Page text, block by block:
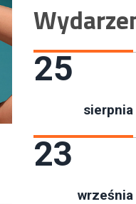
25
sierpnia
23
września